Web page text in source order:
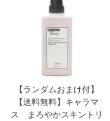
【ランダムおまけ付】
【送料無料】キャラマ
ス まろやかスキントリ